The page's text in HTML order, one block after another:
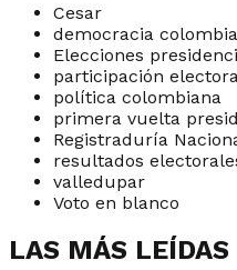
Cesar
democracia
Elecciones
participación
política colombiana
primera vuelta
Registraduría
resultados
valledupar
Voto en blanco
LAS MÁS LEÍDAS